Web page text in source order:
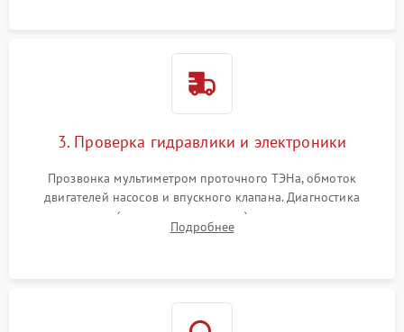
3. Проверка гидравлики и электроники
Прозвонка мультиметром проточного ТЭНа, обмоток
двигателей насосов и впускного клапана. Диагностика
прессостата (датчика уровня воды), датчика мутности,
концевика дверцы и электронного модуля управления.
Подробнее